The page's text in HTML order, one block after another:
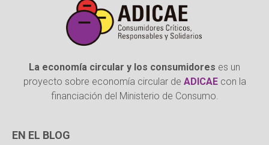
La economía circular y los consumidores es un
proyecto sobre economía circular de ADICAEcon la
financiación del Ministerio de Consumo.
EN EL BLOG